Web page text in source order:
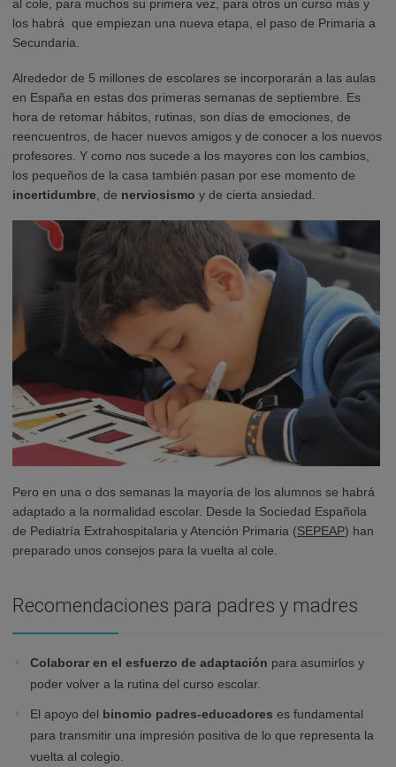
al cole, para muchos su primera vez, para otros un curso más y
los habrá que empiezan una nueva etapa, el paso de Primaria a
Secundaria.
Alrededor de 5 millones de escolares se incorporarán a las aulas
en España en estas dos primeras semanas de septiembre. Es
hora de retomar hábitos, rutinas, son días de emociones, de
reencuentros, de hacer nuevos amigos y de conocer a los nuevos
profesores. Y como nos sucede a los mayores con los cambios,
los pequeños de la casa también pasan por ese momento de
incertidumbre , de nerviosismo y de cierta ansiedad.
Pero en una o dos semanas la mayoría de los alumnos se habrá
adaptado a la normalidad escolar. Desde la Sociedad Española
de Pediatría Extrahospitalaria y Atención Primaria (SEPEAP) han
preparado unos consejos para la vuelta al cole.
Recomendaciones para padres y madres
Colaborar en el esfuerzo de adaptación para asumirlos y
poder volver a la rutina del curso escolar.
El apoyo del binomio padres-educadores es fundamental
para transmitir una impresión positiva de lo que representa la
vuelta al colegio.